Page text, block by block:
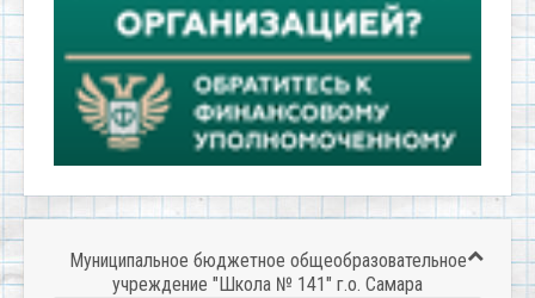
Муниципальное бюджетное общеобразовательное
учреждение "Школа № 141" г.о. Самара